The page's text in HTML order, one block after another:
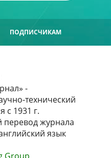
ПОДПИСЧИКАМ
-
технический
с 1931 г.
перевод журнала
язык